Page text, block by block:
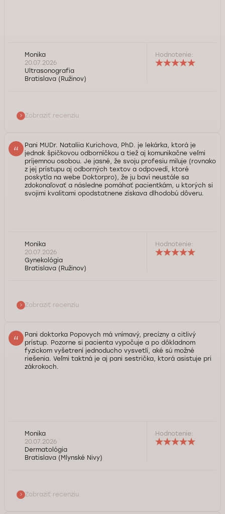
Monika
20.07.2026
Ultrasonografia
Bratislava (Ružinov)
Hodnotenie:
Zobraziť recenziu
Pani MUDr. Nataliia Kurichova, PhD. je lekárka, ktorá je
jednak špičkovou odborníčkou a tiež aj komunikačne veľmi
príjemnou osobou. Je jasné, že svoju profesiu miluje (rovnako
z jej prístupu aj odborných textov a odpovedí, ktoré
poskytla na webe Doktorpro), že ju baví neustále sa
zdokonaľovať a následne pomáhať pacientkám, u ktorých si
svojimi kvalitami opodstatnene získava dlhodobú dôveru.
Monika
20.07.2026
Gynekológia
Bratislava (Ružinov)
Hodnotenie:
Zobraziť recenziu
Pani doktorka Popovych má vnímavý, precízny a citlivý
prístup. Pozorne si pacienta vypočuje a po dôkladnom
fyzickom vyšetrení jednoducho vysvetlí, aké sú možné
riešenia. Veľmi taktná je aj pani sestrička, ktorá asistuje pri
zákrokoch.
Monika
20.07.2026
Dermatológia
Bratislava (Mlynské Nivy)
Hodnotenie:
Zobraziť recenziu